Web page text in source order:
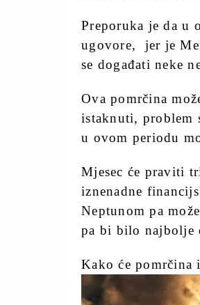
Preporuka je da u
ugovore,
jer je
se događati neke
Ova pomrčina
istaknuti, problem
u ovom periodu
Mjesec će praviti
iznenadne
Neptunom pa
pa bi bilo najbolje
Kako će pomrčina